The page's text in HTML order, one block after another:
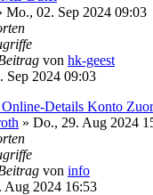
Mo., 02. Sep 2024 09:03
von hk-geest
Sep 2024 09:03
Details Konto
» Do., 29. Aug 2024
von info
Aug 2024 16:53